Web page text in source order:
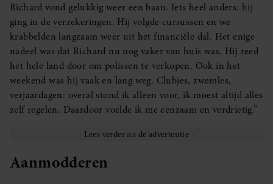
Richard vond gelukkig weer een baan. Iets heel anders: hij
ging in de verzekeringen. Hij volgde cursussen en we
krabbelden langzaam weer uit het financiële dal. Het enige
nadeel was dat Richard nu nog vaker van huis was. Hij reed
het hele land door om polissen te verkopen. Ook in het
weekend was hij vaak en lang weg. Clubjes, zwemles,
verjaardagen: overal stond ik alleen voor, ik moest altijd alles
zelf regelen. Daardoor voelde ik me eenzaam en verdrietig.”
Aanmodderen